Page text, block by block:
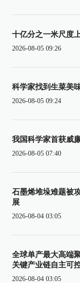
十亿分之一米尺度
2026-08-05 09:26
科学家找到生菜美
2026-08-05 09:24
我国科学家首获威
2026-08-05 07:40
石墨烯堆垛难题被
展
2026-08-04 03:05
全球单产最大高端
关键产业链自主可
2026-08-04 03:05